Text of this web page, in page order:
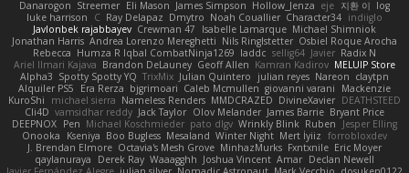
Danarogon Streemer Eli Mason James Simpson Hollow_Jenza eje 지환 이 log
luke harrison
C Ray Delapaz Dmytro Noah Couallier Character34 indiiglo
Javlonbek rajabbayev Crewman 47 Isabelle Lamarque Michael Shimniok
Jonathan Harris Andrea Lorenzo Mereghetti Nils Ringlstetter Osbiel Roque Arocha
Rebecca Humza R Iqbal CombatNinja1269 laddc sellig64 Javier Radix N
Ariel Ilmari Kajava Brandon DeLauney Geoff Allen Kamran Kadirov MELUIP Store
Alpha3 Spotty Spotty YQ TrixMix Julian Quintero julian reyes Nareon claytpn
Alquiler PS5
Era Rerza bjgrimoari Caleb Mcmullen giovanni varani
Mackenzie
KuroShi
michael sierra Nameless Renders MMDCRAZED DivineXavier DEATHSTEED
Cli4D vamsidhar reddy Jack Taylor Olov Melander James Barrie Bryant Price
DEEPNOX Pen Michael Koschmieder pato dlgv Wrinkly Blink Ruben
Jesper Elling
Onooka
Kseniya Boo Bugless Mesaland Winter Night Mert İyiiz forrobloxdev
J. Brendan Elmore Octavia's Mesh Grove MinhazMurks Fxntxnile Eric Moyer
qaylanuraya
Derek Ray Waaagghh Joshua Vincent Amar Declan Newell